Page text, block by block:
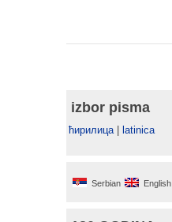
izbor pisma
ћирилица| latinica
Serbian English